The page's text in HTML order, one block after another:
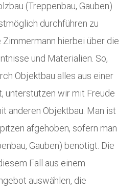
(Treppenbau, Gauben)
durchführen zu
Zimmermann hierbei über die
und Materialien. So,
Objektbau alles aus einer
unterstützen wir mit Freude
anderen Objektbau. Man ist
afgehoben, sofern man
Gauben) benötigt. Die
Fall aus einem
auswählen, die